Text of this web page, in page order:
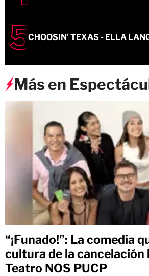
CHOOSIN' TEXAS - ELLA
Más en
“¡Funado!”: La comedia
cultura de la cancelación
Teatro NOS PUCP